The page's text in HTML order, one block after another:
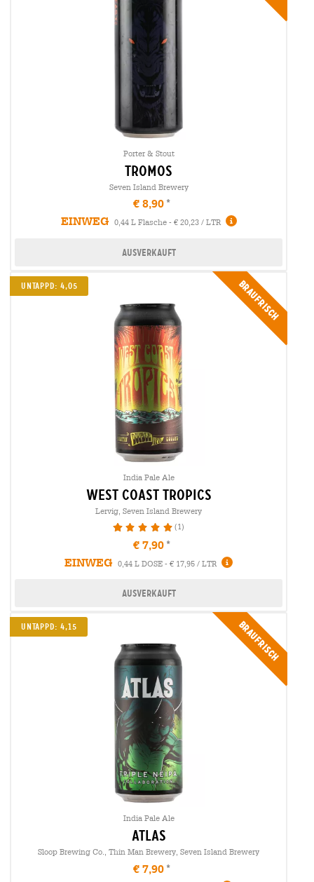
Porter & Stout
tromos
Seven Island Brewery
€ 8,90
EINWEG
0,44 L Flasche - € 20,23 / LTR
Ausverkauft
Braufrisch
UNTAPPD: 4,05
India Pale Ale
west coast tropics
Lervig, Seven Island Brewery
100% (1)
€ 7,90
EINWEG
0,44 L DOSE - € 17,95 / LTR
Ausverkauft
Braufrisch
UNTAPPD: 4,15
India Pale Ale
atlas
Sloop Brewing Co., Thin Man Brewery, Seven Island Brewery
€ 7,90